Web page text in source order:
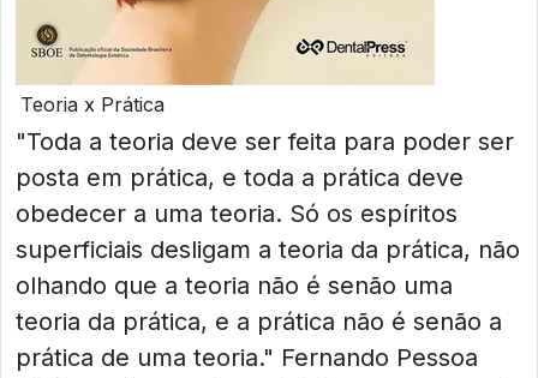
Teoria x Prática
"Toda a teoria deve ser feita para poder ser
posta em prática, e toda a prática deve
obedecer a uma teoria. Só os espíritos
superficiais desligam a teoria da prática, não
olhando que a teoria não é senão uma
teoria da prática, e a prática não é senão a
prática de uma teoria." Fernando Pessoa